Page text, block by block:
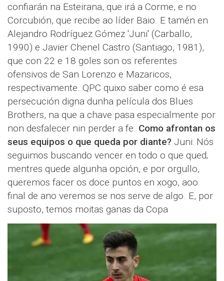
confiarán na Esteirana, que irá a Corme, e no
Corcubión, que recibe ao líder Baio. E tamén en
Alejandro Rodríguez Gómez 'Juni' (Carballo,
1990) e Javier Chenel Castro (Santiago, 1981),
que con 22 e 18 goles son os referentes
ofensivos de San Lorenzo e Mazaricos,
respectivamente. QPC quixo saber como é esa
persecución digna dunha película dos Blues
Brothers, na que a chave pasa especialmente por
non desfalecer nin perder a fe. Como afrontan os
seus equipos o que queda por diante? Juni: Nós
seguimos buscando vencer en todo o que qued;
mentres quede algunha opción, e por orgullo,
queremos facer os doce puntos en xogo, aoo
final de ano veremos se nos serve de algo. E, por
suposto, temos moitas ganas da Copa